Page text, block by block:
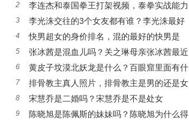
由来
2
李连杰和泰国拳王打架视频，泰拳实战能力
厉害吗？
3
李光洙交往的3个女友都有谁？李光洙最好
看的电视名单
4
快男超女的身价排名，混的最好的快男是
谁？
5
张冰茜是混血儿吗？关之琳母亲张冰茜最近
照片
6
黄皮子坟漠北妖龙是什么？百眼窟里面有什
么
7
排骨教主真人照片，排骨教主是男的还是女
的？
8 宋慧乔是二婚吗？宋慧乔是不是处女
9
陈晓旭是陈佩斯的妹妹吗？陈晓旭为什么得